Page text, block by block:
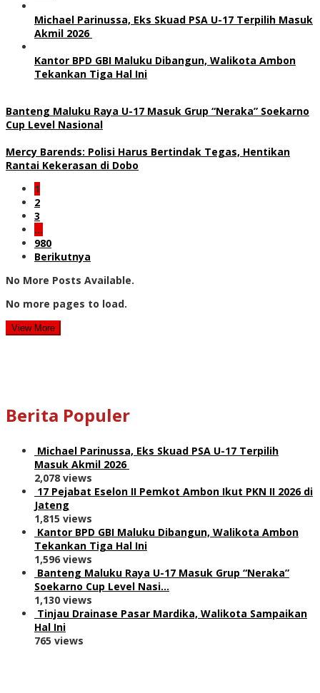
Michael Parinussa, Eks Skuad PSA U-17 Terpilih Masuk
Akmil 2026
Kantor BPD GBI Maluku Dibangun, Walikota Ambon
Tekankan Tiga Hal Ini
Banteng Maluku Raya U-17 Masuk Grup “Neraka” Soekarno
Cup Level Nasional
Mercy Barends: Polisi Harus Bertindak Tegas, Hentikan
Rantai Kekerasan di Dobo
1
2
3
…
980
Berikutnya
No More Posts Available.
No more pages to load.
View More
Berita Populer
Michael Parinussa, Eks Skuad PSA U-17 Terpilih
Masuk Akmil 2026
2,078 views
17 Pejabat Eselon II Pemkot Ambon Ikut PKN II 2026 di
Jateng
1,815 views
Kantor BPD GBI Maluku Dibangun, Walikota Ambon
Tekankan Tiga Hal Ini
1,596 views
Banteng Maluku Raya U-17 Masuk Grup “Neraka”
Soekarno Cup Level Nasi…
1,130 views
Tinjau Drainase Pasar Mardika, Walikota Sampaikan
Hal Ini
765 views